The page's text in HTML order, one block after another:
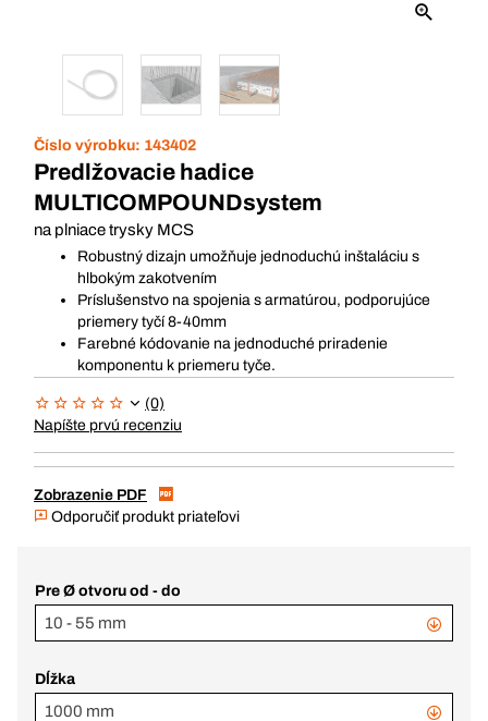
Číslo výrobku: 143402
Predlžovacie hadice
MULTICOMPOUNDsystem
na plniace trysky MCS
Robustný dizajn umožňuje jednoduchú inštaláciu s
hlbokým zakotvením
Príslušenstvo na spojenia s armatúrou, podporujúce
priemery tyčí 8-40mm
Farebné kódovanie na jednoduché priradenie
komponentu k priemeru tyče.
(0)
Napíšte prvú recenziu
Zobrazenie PDF
Odporučiť produkt priateľovi
Pre Ø otvoru od - do
10 - 55 mm
Dĺžka
1000 mm